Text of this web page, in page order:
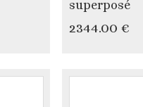
superposé
2344.00 €